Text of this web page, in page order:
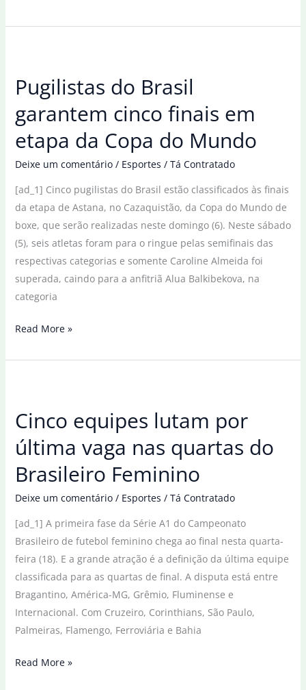
5,13%
meses
apresenta
cinco
quedas
seguidas
Pugilistas do Brasil
garantem cinco finais em
etapa da Copa do Mundo
Deixe um comentário / Esportes / Tá Contratado
[ad_1] Cinco pugilistas do Brasil estão classificados às finais
da etapa de Astana, no Cazaquistão, da Copa do Mundo de
boxe, que serão realizadas neste domingo (6). Neste sábado
(5), seis atletas foram para o ringue pelas semifinais das
respectivas categorias e somente Caroline Almeida foi
superada, caindo para a anfitriã Alua Balkibekova, na
categoria
Pugilistas
Brasil
finais
etapa
da
do
Mundo
Read More »
Cinco equipes lutam por
última vaga nas quartas do
Brasileiro Feminino
Deixe um comentário / Esportes / Tá Contratado
[ad_1] A primeira fase da Série A1 do Campeonato
Brasileiro de futebol feminino chega ao final nesta quarta-
feira (18). E a grande atração é a definição da última equipe
classificada para as quartas de final. A disputa está entre
Bragantino, América-MG, Grêmio, Fluminense e
Internacional. Com Cruzeiro, Corinthians, São Paulo,
Palmeiras, Flamengo, Ferroviária e Bahia
Cinco
Read More »